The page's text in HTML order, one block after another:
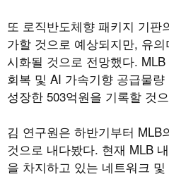
또 로직반도체향 패키지 기판
가할 것으로 예상되지만, 유
시화될 것으로 전망했다.
회복 및 AI 가속기향 공급물
성장한 503억원을 기록할 것
김 연구원은 하반기부터 MLB
것으로 내다봤다. 현재 MLB
을 차지하고 있는 네트워크